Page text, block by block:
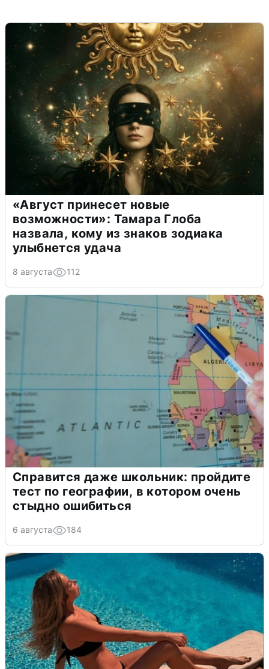
«Август принесет новые
возможности»: Тамара Глоба
назвала, кому из знаков зодиака
улыбнется удача
8 августа 112
Справится даже школьник: пройдите
тест по географии, в котором очень
стыдно ошибиться
6 августа 184